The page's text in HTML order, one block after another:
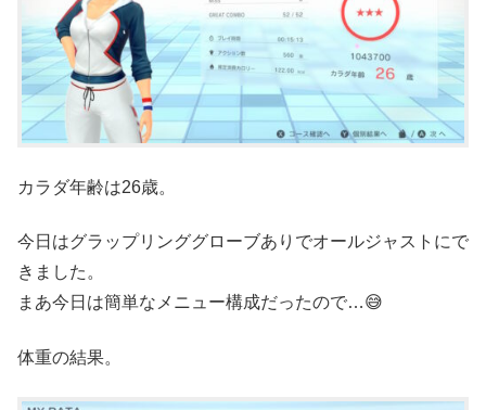
カラダ年齢は26歳。
今日はグラップリンググローブありでオールジャストにで
きました。
まあ今日は簡単なメニュー構成だったので…😅
体重の結果。